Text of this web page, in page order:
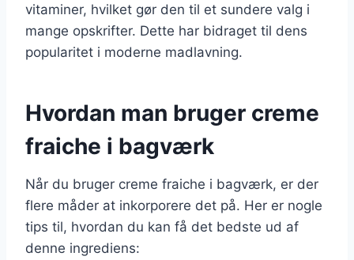
vitaminer, hvilket gør den til et sundere valg i
mange opskrifter. Dette har bidraget til dens
popularitet i moderne madlavning.
Hvordan man bruger creme
fraiche i bagværk
Når du bruger creme fraiche i bagværk, er der
flere måder at inkorporere det på. Her er nogle
tips til, hvordan du kan få det bedste ud af
denne ingrediens: